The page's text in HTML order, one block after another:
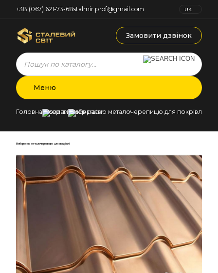
+38 (067) 621-73-68stalmir.prof@gmail.com
UK
Замовити дзвінок
Products
search
Меню
Головна Новини Вибираємо металочерепицю для покрівлі
Вибираємо металочерепицю для покрівлі